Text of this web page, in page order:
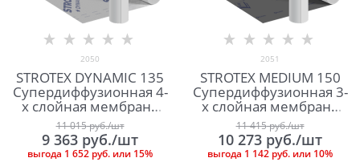
2050
STROTEX DYNAMIC 135
Супердиффузионная 4-
х слойная мембрана
для кровли и фасада
11 015 руб./шт
9 363 руб./шт
выгода 1 652 руб. или 15%
2051
STROTEX MEDIUM 150
Супердиффузионная 3-
х слойная мембрана
для кровли и фасада
11 415 руб./шт
10 273 руб./шт
выгода 1 142 руб. или 10%